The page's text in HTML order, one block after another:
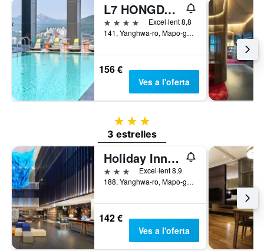
L7 HONGDAE by LOTTE
4 estrelles
Excel·lent 8,8
141, Yanghwa-ro, Mapo-gu, Seül, Corea del Sud
156 €
Ves a l'oferta
3 estrelles
3 estrelles
Holiday Inn Express Seoul Hongdae By IHG
3 estrellesExcel·lent 8,9
188, Yanghwa-ro, Mapo-gu, Seül, Corea del Sud
142 €
Ves a l'oferta